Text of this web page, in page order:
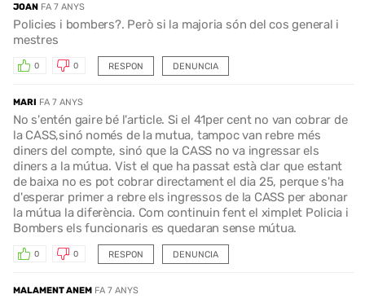
JOAN FA 7 ANYS
Policies i bombers?. Però si la majoria són del cos general i
mestres
RESPON
0 0 DENUNCIA
MARI FA 7 ANYS
No s'entén gaire bé l'article. Si el 41per cent no van cobrar de
la CASS,sinó només de la mutua, tampoc van rebre més
diners del compte, sinó que la CASS no va ingressar els
diners a la mútua. Vist el que ha passat està clar que estant
de baixa no es pot cobrar directament el dia 25, perque s'ha
d'esperar primer a rebre els ingressos de la CASS per abonar
la mútua la diferència. Com continuin fent el ximplet Policia i
Bombers els funcionaris es quedaran sense mútua.
RESPON
0 0 DENUNCIA
MALAMENT ANEM FA 7 ANYS